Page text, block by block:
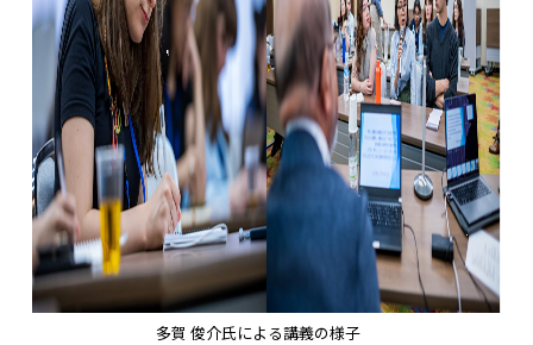
多賀 俊介氏による講義の様子